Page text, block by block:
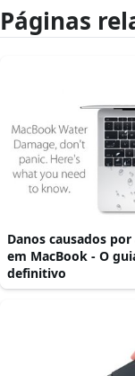
Páginas
Danos causados
em MacBook - O
definitivo